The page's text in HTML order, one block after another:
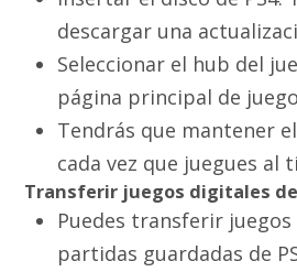
descargar una
Seleccionar el hub del
página principal de
Tendrás que mantener
cada vez que juegues al
Transferir juegos digitales de
Puedes transferir
partidas guardadas de